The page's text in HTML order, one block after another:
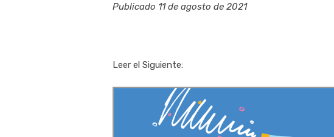
Publicado 11 de agosto de 2021
Leer el Siguiente: